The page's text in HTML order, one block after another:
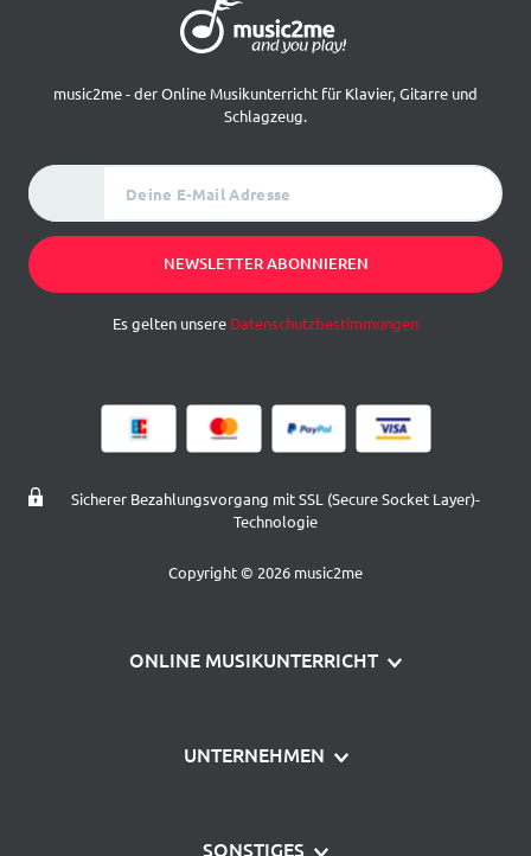
music2me - der Online Musikunterricht für Klavier, Gitarre und
Schlagzeug.
Deine E-Mail Adresse
NEWSLETTER ABONNIEREN
Es gelten unsere Datenschutzbestimmungen
Sicherer Bezahlungsvorgang mit SSL (Secure Socket Layer)-
Technologie
Copyright © 2026 music2me
ONLINE MUSIKUNTERRICHT
Gitarre lernen
UNTERNEHMEN
SONSTIGES